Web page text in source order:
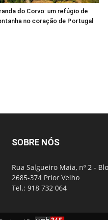
do Corvo: um refúgio de
no coração de Portugal
SOBRE NÓS
Rua Salgueiro Maia, nº 2 -
2685-374 Prior Velho
Tel.: 918 732 064